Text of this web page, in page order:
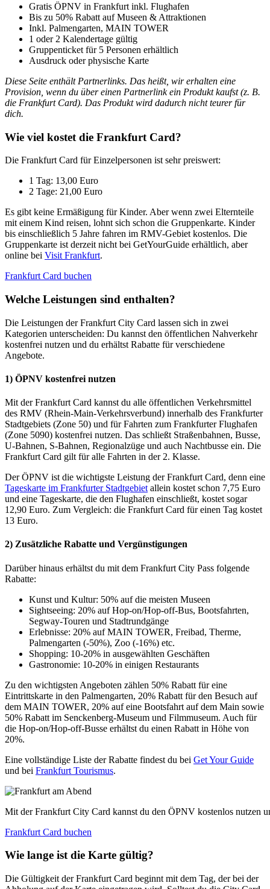
Gratis ÖPNV in Frankfurt inkl. Flughafen
Bis zu 50% Rabatt auf Museen & Attraktionen
Inkl. Palmengarten, MAIN TOWER
1 oder 2 Kalendertage gültig
Gruppenticket für 5 Personen erhältlich
Ausdruck oder physische Karte
Diese Seite enthält Partnerlinks. Das heißt, wir erhalten eine
Provision, wenn du über einen Partnerlink ein Produkt kaufst (z. B.
die Frankfurt Card). Das Produkt wird dadurch nicht teurer für
dich.
Wie viel kostet die Frankfurt Card?
Die Frankfurt Card für Einzelpersonen ist sehr preiswert:
1 Tag: 13,00 Euro
2 Tage: 21,00 Euro
Es gibt keine Ermäßigung für Kinder. Aber wenn zwei Elternteile
mit einem Kind reisen, lohnt sich schon die Gruppenkarte. Kinder
bis einschließlich 5 Jahre fahren im RMV-Gebiet kostenlos. Die
Gruppenkarte ist derzeit nicht bei GetYourGuide erhältlich, aber
online bei Visit Frankfurt.
Frankfurt Card buchen
Welche Leistungen sind enthalten?
Die Leistungen der Frankfurt City Card lassen sich in zwei
Kategorien unterscheiden: Du kannst den öffentlichen Nahverkehr
kostenfrei nutzen und du erhältst Rabatte für verschiedene
Angebote.
1) ÖPNV kostenfrei nutzen
Mit der Frankfurt Card kannst du alle öffentlichen Verkehrsmittel
des RMV (Rhein-Main-Verkehrsverbund) innerhalb des Frankfurter
Stadtgebiets (Zone 50) und für Fahrten zum Frankfurter Flughafen
(Zone 5090) kostenfrei nutzen. Das schließt Straßenbahnen, Busse,
U-Bahnen, S-Bahnen, Regionalzüge und auch Nachtbusse ein. Die
Frankfurt Card gilt für alle Fahrten in der 2. Klasse.
Der ÖPNV ist die wichtigste Leistung der Frankfurt Card, denn eine
Tageskarte im Frankfurter Stadtgebiet allein kostet schon 7,75 Euro
und eine Tageskarte, die den Flughafen einschließt, kostet sogar
12,90 Euro. Zum Vergleich: die Frankfurt Card für einen Tag kostet
13 Euro.
2) Zusätzliche Rabatte und Vergünstigungen
Darüber hinaus erhältst du mit dem Frankfurt City Pass folgende
Rabatte:
Kunst und Kultur: 50% auf die meisten Museen
Sightseeing: 20% auf Hop-on/Hop-off-Bus, Bootsfahrten,
Segway-Touren und Stadtrundgänge
Erlebnisse: 20% auf MAIN TOWER, Freibad, Therme,
Palmengarten (-50%), Zoo (-16%) etc.
Shopping: 10-20% in ausgewählten Geschäften
Gastronomie: 10-20% in einigen Restaurants
Zu den wichtigsten Angeboten zählen 50% Rabatt für eine
Eintrittskarte in den Palmengarten, 20% Rabatt für den Besuch auf
dem MAIN TOWER, 20% auf eine Bootsfahrt auf dem Main sowie
50% Rabatt im Senckenberg-Museum und Filmmuseum. Auch für
die Hop-on/Hop-off-Busse erhältst du einen Rabatt in Höhe von
20%.
Eine vollständige Liste der Rabatte findest du bei Get Your Guide
und bei Frankfurt Tourismus.
Mit der Frankfurt City Card kannst du den ÖPNV kostenlos nutzen
Frankfurt Card buchen
Wie lange ist die Karte gültig?
Die Gültigkeit der Frankfurt Card beginnt mit dem Tag, der bei der